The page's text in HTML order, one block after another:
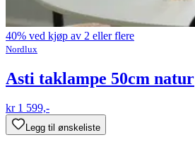
40% ved kjøp av 2 eller flere
Nordlux
Asti taklampe 50cm natur
kr 1 599,-
Legg til ønskeliste